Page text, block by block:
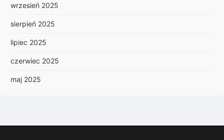
wrzesień 2025
sierpień 2025
lipiec 2025
czerwiec 2025
maj 2025